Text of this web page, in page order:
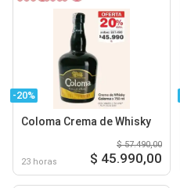
-20%
Coloma Crema de Whisky
23 horas
$ 57.490,00
$ 45.990,00